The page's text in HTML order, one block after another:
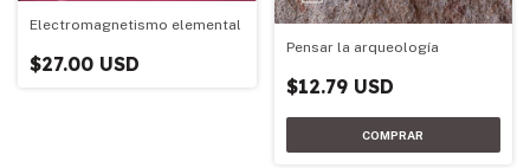
Electromagnetismo elemental
$27.00 USD
Pensar la arqueología
$12.79 USD